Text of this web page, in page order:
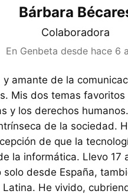
Bárbara
Colaboradora
En Genbeta desde hace 6
y amante de la
Mis dos temas favoritos
y los derechos
de la sociedad.
de que la
la informática. Llevo 17
solo desde España,
Latina. He vivido,